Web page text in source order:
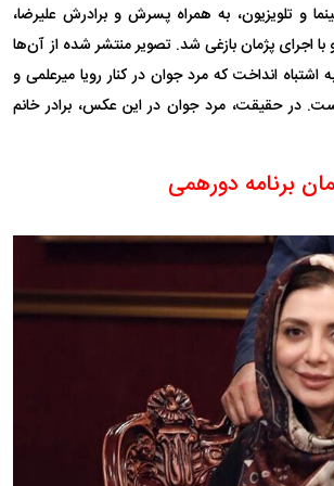
و تلویزیون، به همراه پسرش و برادرش علیرضا،
اجرای پژمان بازغی شد. تصویر منتشر شده از آن‌ها
اشتباه انداخت که مرد جوان در کنار رویا میرعلمی و
در حقیقت، مرد جوان در این عکس، برادر خانم
برنامه دورهمی